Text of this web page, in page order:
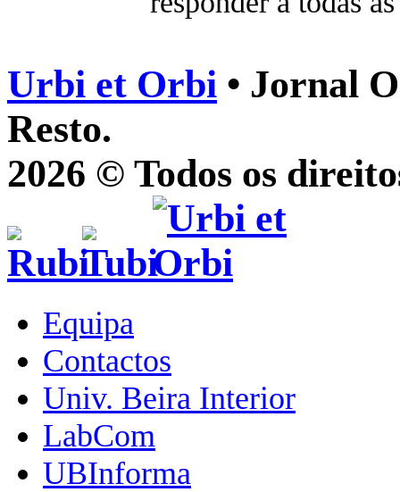
Urbi et Orbi • Jornal
Resto.
2026 © Todos os
Equipa
Contactos
Univ. Beira Interior
LabCom
UBInforma